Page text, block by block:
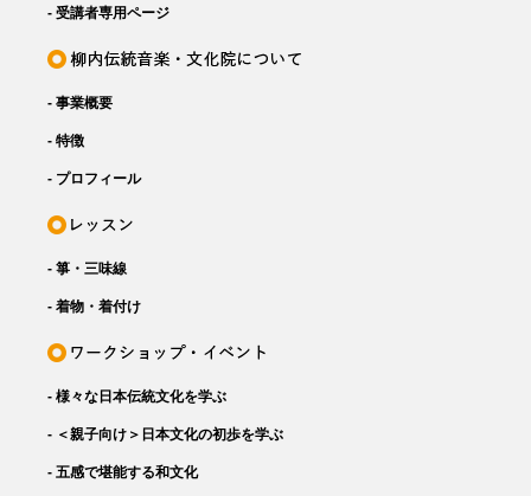
- 受講者専用ページ
- 事業概要
- 特徴
- プロフィール
- 箏・三味線
- 着物・着付け
- 様々な日本伝統文化を学ぶ
- ＜親子向け＞日本文化の初歩を学ぶ
- 五感で堪能する和文化